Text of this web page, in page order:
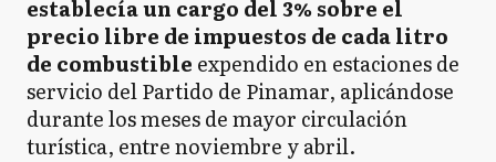
establecía un cargo del 3% sobre el
precio libre de impuestos de cada litro
de combustible expendido en estaciones de
servicio del Partido de Pinamar, aplicándose
durante los meses de mayor circulación
turística, entre noviembre y abril.